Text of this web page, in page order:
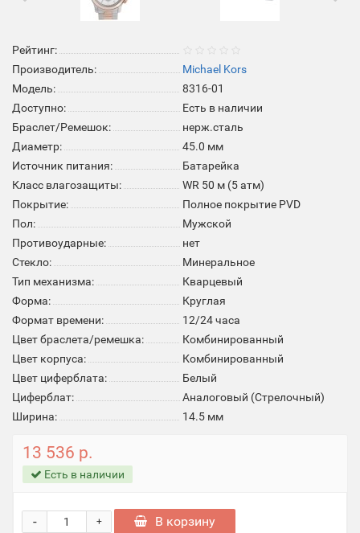
Рейтинг:
Производитель:
Michael Kors
Модель:
8316-01
Доступно:
Есть в наличии
Браслет/Ремешок:
нерж.сталь
Диаметр:
45.0 мм
Источник питания:
Батарейка
Класс влагозащиты:
WR 50 м (5 атм)
Покрытие:
Полное покрытие PVD
Пол:
Мужской
Противоударные:
нет
Стекло:
Минеральное
Тип механизма:
Кварцевый
Форма:
Круглая
Формат времени:
12/24 часа
Цвет браслета/ремешка:
Комбинированный
Цвет корпуса:
Комбинированный
Цвет циферблата:
Белый
Циферблат:
Аналоговый (Стрелочный)
Ширина:
14.5 мм
13 536 р.
Есть в наличии
+
- В корзину